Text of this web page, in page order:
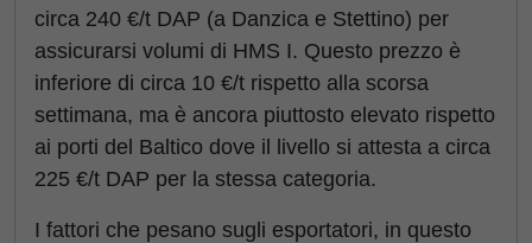
circa 240 €/t DAP (a Danzica e Stettino) per
assicurarsi volumi di HMS I. Questo prezzo è
inferiore di circa 10 €/t rispetto alla scorsa
settimana, ma è ancora piuttosto elevato rispetto
ai porti del Baltico dove il livello si attesta a circa
225 €/t DAP per la stessa categoria.
I fattori che pesano sugli esportatori, in questo